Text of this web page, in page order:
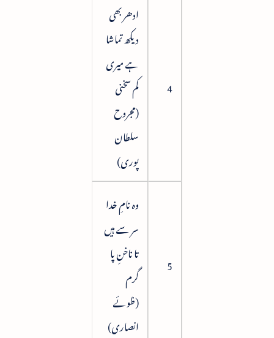
4
ادھر بھی
دیکھ تماشا
ہے میری
کم سخنی
(مجروح
سلطان
پوری)
5
وہ نامِ خدا
سر سے ہیں
تا ناخنِ پا
گرم
(ظوئے
انصاری)